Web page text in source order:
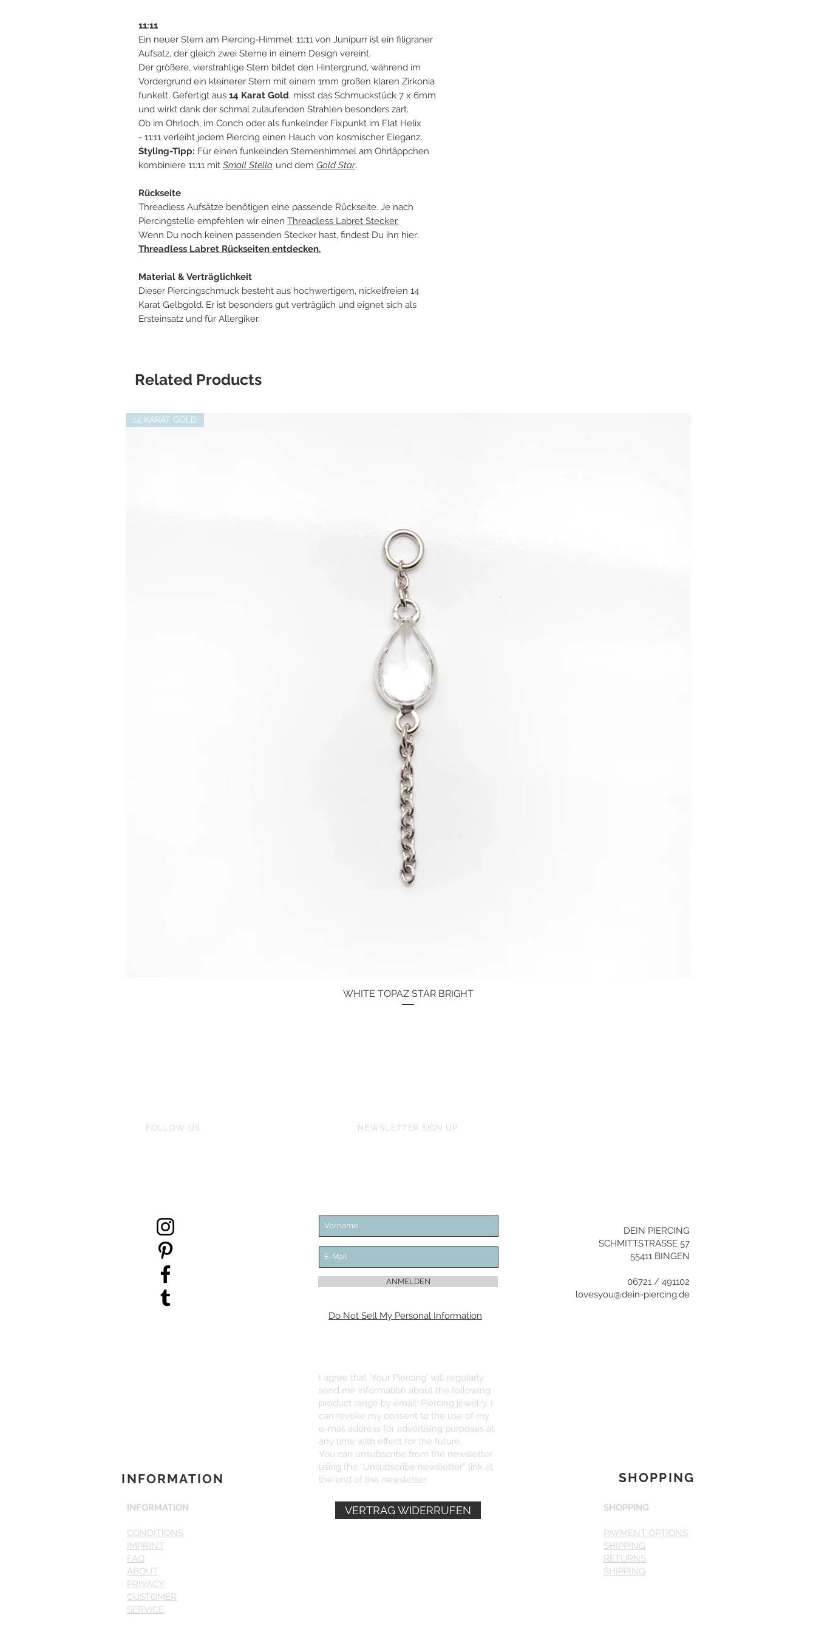
11:11
Ein neuer Stern am Piercing-Himmel: 11:11 von Junipurr ist ein filigraner
Aufsatz, der gleich zwei Sterne in einem Design vereint.
Der größere, vierstrahlige Stern bildet den Hintergrund, während im
Vordergrund ein kleinerer Stern mit einem 1mm großen klaren Zirkonia
funkelt. Gefertigt aus 14 Karat Gold, misst das Schmuckstück 7 x 6mm
und wirkt dank der schmal zulaufenden Strahlen besonders zart.
Ob im Ohrloch, im Conch oder als funkelnder Fixpunkt im Flat Helix
- 11:11 verleiht jedem Piercing einen Hauch von kosmischer Eleganz.
Styling-Tipp: Für einen funkelnden Sternenhimmel am Ohrläppchen
kombiniere 11:11 mit Small Stella und dem Gold Star.
Rückseite
Threadless Aufsätze benötigen eine passende Rückseite. Je nach
Piercingstelle empfehlen wir einen Threadless Labret Stecker.
Wenn Du noch keinen passenden Stecker hast, findest Du ihn hier:
Threadless Labret Rückseiten entdecken.
Material & Verträglichkeit
Dieser Piercingschmuck besteht aus hochwertigem, nickelfreien 14
Karat Gelbgold. Er ist besonders gut verträglich und eignet sich als
Ersteinsatz und für Allergiker.
Related Products
Quick View
14 KARAT GOLD
WHITE TOPAZ STAR BRIGHT
FOLLOW US NEWSLETTER SIGN UP
ANMELDEN
Do Not Sell My Personal Information
DEIN PIERCING
SCHMITTSTRASSE 57
55411 BINGEN
06721 / 491102
lovesyou@dein-piercing.de
INFORMATION
INFORMATION
CONDITIONS
IMPRINT
FAQ
ABOUT
PRIVACY
CUSTOMER
SERVICE
I agree that 'Your Piercing' will regularly
send me information about the following
product range by email: Piercing jewelry. I
can revoke my consent to the use of my
e-mail address for advertising purposes at
any time with effect for the future.
You can unsubscribe from the newsletter
using the “Unsubscribe newsletter” link at
the end of the newsletter.
VERTRAG WIDERRUFEN
SHOPPING
SHOPPING
PAYMENT OPTIONS
SHIPPING
RETURNS
SHIPPING